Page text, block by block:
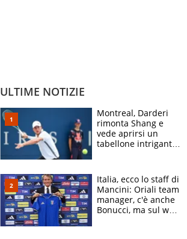
ULTIME NOTIZIE
Montreal, Darderi
rimonta Shang e
vede aprirsi un
tabellone intrigante:
felice del mio livello"
Italia, ecco lo staff di
Mancini: Oriali team
manager, c'è anche
Bonucci, ma sul web